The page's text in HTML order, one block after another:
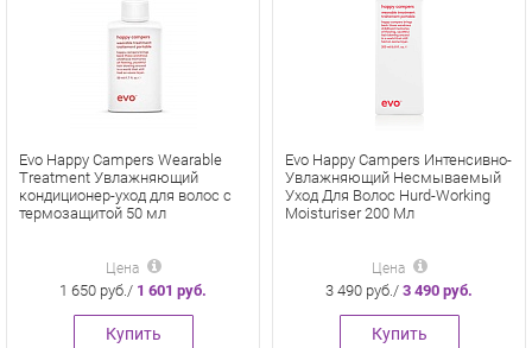
Evo Happy Campers Wearable
Treatment Увлажняющий
кондиционер-уход для волос с
термозащитой 50 мл
Цена
1 650 руб./ 1 601 руб.
Купить
Evo Happy Campers Интенсивно-
Увлажняющий Несмываемый
Уход Для Волос Hurd-Working
Moisturiser 200 Мл
Цена
3 490 руб./ 3 490 руб.
Купить